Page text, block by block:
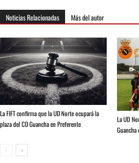
Noticias Relacionadas Más del autor
La FIFT confirma que la UD Norte ocupará la
plaza del CD Guancha en Preferente
La UD